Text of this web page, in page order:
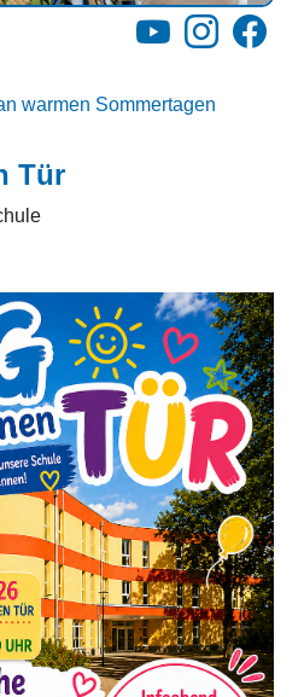
YouTubeInstagram
warmen Sommertagen
Tür